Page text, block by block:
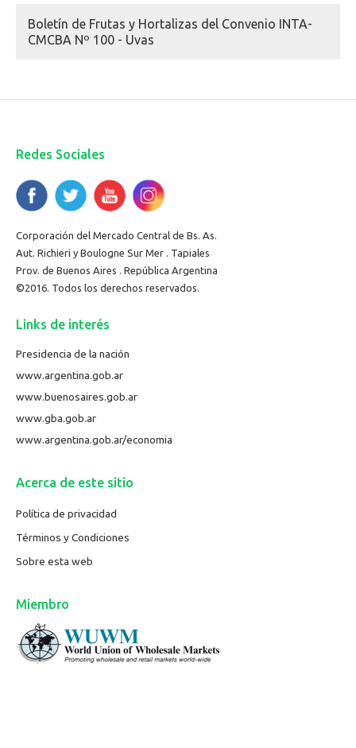
Boletín de Frutas y Hortalizas del Convenio INTA-
CMCBA Nº 100 - Uvas
Redes Sociales
Corporación del Mercado Central de Bs. As.
Aut. Richieri y Boulogne Sur Mer . Tapiales
Prov. de Buenos Aires . República Argentina
©2016. Todos los derechos reservados.
Links de interés
Presidencia de la nación
www.argentina.gob.ar
www.buenosaires.gob.ar
www.gba.gob.ar
www.argentina.gob.ar/economia
Acerca de este sitio
Política de privacidad
Términos y Condiciones
Sobre esta web
Miembro